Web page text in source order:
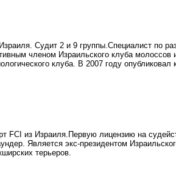
Судит 2 и 9 группы.Специалист по
членом Израильского клуба
клуба. В 2007 году
FCI из Израиля.Первую лицензию на
Является экс-президентом
терьеров.